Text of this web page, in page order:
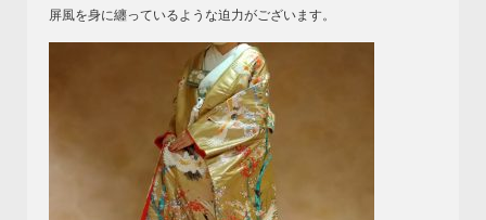
屏風を身に纏っているような迫力がございます。